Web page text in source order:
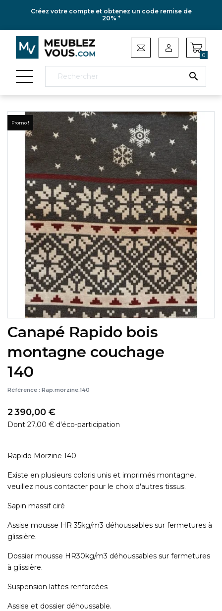
Créez votre compte et obtenez un code remise de
20% *

0
Promo !
Canapé Rapido bois
montagne couchage
140
Référence : Rap.morzine.140
2 390,00 €
Dont 27,00 € d'éco-participation
Rapido Morzine 140
Existe en plusieurs coloris unis et imprimés montagne,
veuillez nous contacter pour le choix d'autres tissus.
Sapin massif ciré
Assise mousse HR 35kg/m3 déhoussables sur fermetures à
glissière.
Dossier mousse HR30kg/m3 déhoussables sur fermetures
à glissière.
Suspension lattes renforcées
Assise et dossier déhoussable.